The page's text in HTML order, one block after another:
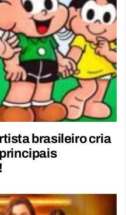
brasileiro cria